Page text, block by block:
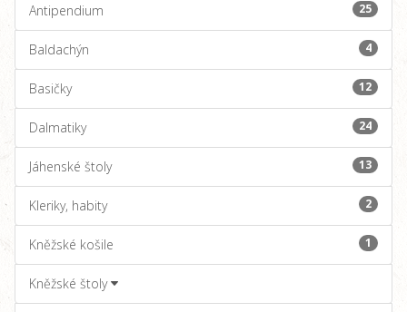
Antipendium 25
Baldachýn 4
Basičky 12
Dalmatiky 24
Jáhenské štoly 13
Kleriky, habity 2
Kněžské košile 1
Kněžské štoly